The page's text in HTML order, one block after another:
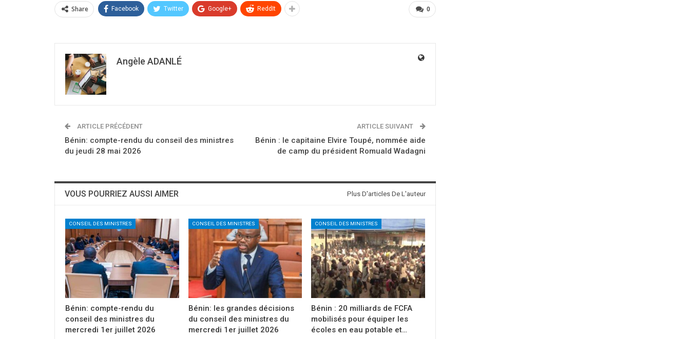
0
Share Facebook Twitter Google+ ReddIt
Angèle ADANLÉ
ARTICLE PRÉCÉDENT
Bénin: compte-rendu du conseil des ministres
du jeudi 28 mai 2026
ARTICLE SUIVANT
Bénin : le capitaine Elvire Toupé, nommée aide
de camp du président Romuald Wadagni
VOUS POURRIEZ AUSSI AIMER Plus D'articles De L'auteur
CONSEIL DES MINISTRES
Bénin: compte-rendu du
conseil des ministres du
mercredi 1er juillet 2026
CONSEIL DES MINISTRES
Bénin: les grandes décisions
du conseil des ministres du
mercredi 1er juillet 2026
CONSEIL DES MINISTRES
Bénin : 20 milliards de FCFA
mobilisés pour équiper les
écoles en eau potable et…